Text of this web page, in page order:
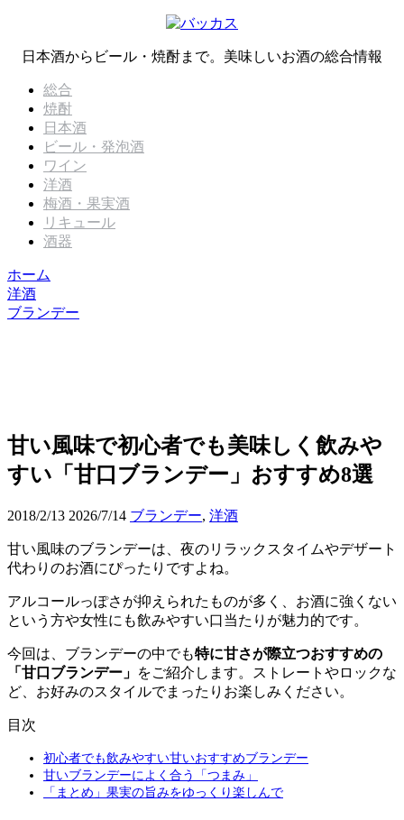
日本酒からビール・焼酎まで。美味しいお酒の総合情報
総合
焼酎
日本酒
ビール・発泡酒
ワイン
洋酒
梅酒・果実酒
リキュール
酒器
ホーム
洋酒
ブランデー
甘い風味で初心者でも美味しく飲みや
すい「甘口ブランデー」おすすめ8選
2018/2/13 2026/7/14 ブランデー, 洋酒
甘い風味のブランデーは、夜のリラックスタイムやデザート
代わりのお酒にぴったりですよね。
アルコールっぽさが抑えられたものが多く、お酒に強くない
という方や女性にも飲みやすい口当たりが魅力的です。
今回は、ブランデーの中でも特に甘さが際立つおすすめの
「甘口ブランデー」 をご紹介します。ストレートやロックな
ど、お好みのスタイルでまったりお楽しみください。
目次
初心者でも飲みやすい甘いおすすめブランデー
甘いブランデーによく合う「つまみ」
「まとめ」果実の旨みをゆっくり楽しんで